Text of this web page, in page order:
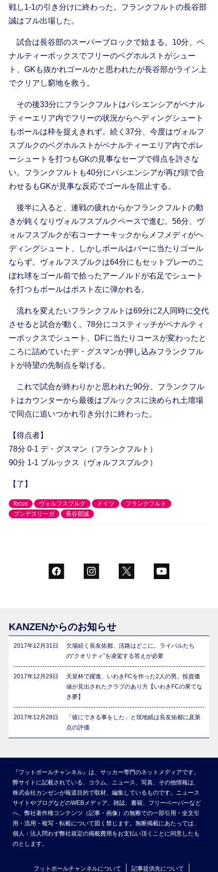
戦し1-1の引き分けに終わった。フランクフルトの長谷部
誠はフル出場した。
試合は長谷部のスーパーブロックで始まる。10分、ペ
ナルティーボックスでフリーのベグホルストがシュー
ト、GKも抜かれゴールかと思われたが長谷部がライン上
でクリアし窮地を救う。
その後33分にフランクフルトはパシエンシアがペナル
ティーエリア内でフリーの状況からヘディングシュート
もボールは枠を捉えきれず。続く37分、今度はヴォルフ
スブルクのベグホルストがペナルティーエリア内でボレ
ーシュートを打つもGKの見事なセーブで得点を許さな
い。フランクフルトも40分にパシエンシアが再び頭で合
わせるもGKが見事な反応でゴールを阻止する。
後半に入ると、連戦の疲れからかフランクフルトの動
きが鈍くなりヴォルフスブルクペースで進む。56分、ヴ
ォルフスブルクが右コーナーキックからメフメディがヘ
ディングシュート、しかしボールはバーに当たりゴール
ならず。ヴォルフスブルクは64分にもセットプレーのこ
ぼれ球をゴール前で拾ったアーノルドが右足でシュート
を打つもボールはポスト左に弾かれる。
流れを変えたいフランクフルトは69分に2人同時に交代
させると試合が動く。78分にコスティッチがペナルティ
ーボックスでシュート、DFに当たりコースが変わったと
ころに詰めていたデ・グスマンが押し込みフランクフル
トが待望の先制点を挙げる。
これで試合が終わりかと思われた90分、フランクフル
トはカウンターから最後はブルックスに決められ土壇場
で同点に追いつかれ引き分けに終わった。
【得点者】
78分 0-1 デ・グスマン（フランクフルト）
90分 1-1 ブルックス（ヴォルフスブルク）
【了】
focus ヴォルフスブルク ドイツ
フランクフルト
ブンデスリーガ
長谷部誠
KANZENからのお知らせ
2017年12月31日
欠場続く長友佑都、活路はどこに。ライバルたち
の“クオリティ”を凌駕する答えが必要
2017年12月29日
天皇杯で躍進、いわきFCを作った2人の男。投資価
値が見出されたクラブのあり方【いわきFCの果てな
き夢】
2017年12月28日
「彼にできる事をした」と現地紙は長友佑都に及第
点の評価
『フットボールチャンネル』は、サッカー専門のネットメディアです。
弊サイトに記載されている、コラム、ニュース、写真、その他情報は、
株式会社カンゼンが報道目的で取材、編集しているものです。ニュース
サイトやブログなどのWEBメディア、雑誌、書籍、フリーペーパーなど
へ、弊社著作権コンテンツ（記事・画像）の無断での一部引用・全文引
用・流用・複写・転載について固く禁じます。無断掲載にあたっては、
個人・法人問わず弊社規定の掲載費用をお支払い頂くことに同意したも
のとします。
フットボールチャンネルについて 記事提供先について